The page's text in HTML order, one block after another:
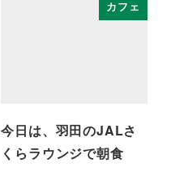
カフェ
今日は、羽田のJALさ
くらラウンジで朝食